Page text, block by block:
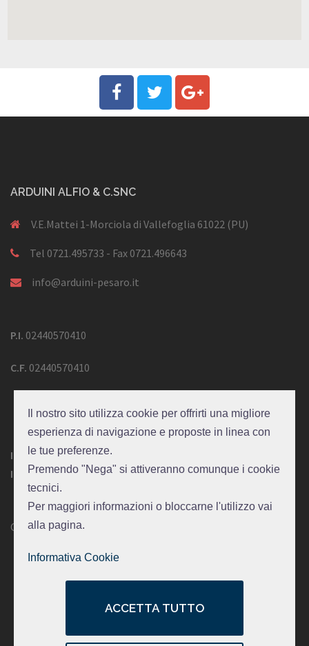
ARDUINI ALFIO & C.SNC
V.E.Mattei 1-Morciola di Vallefoglia 61022 (PU)
Tel 0721.495733 - Fax 0721.496643
info@arduini-pesaro.it
P.I. 02440570410
C.F. 02440570410
Informativa Privacy del sito
Informativa Privacy dati raccolti presso la sede
Credits
Il nostro sito utilizza cookie per offrirti una migliore
esperienza di navigazione e proposte in linea con
le tue preferenze.
Premendo "Nega" si attiveranno comunque i cookie
tecnici.
Per maggiori informazioni o bloccarne l'utilizzo vai
alla pagina.
Informativa Cookie
ACCETTA TUTTO